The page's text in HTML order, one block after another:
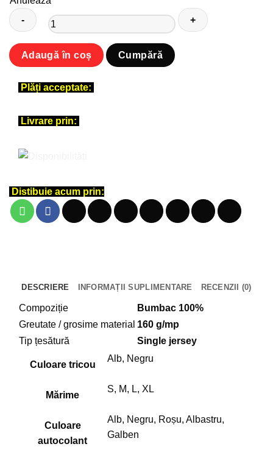
Cantitate
Tricou
clasic
Mingea
baschet
Adaugă în coș Cumpără
Plăți acceptate:
Livrare prin:
Distibuie acum prin:
DESCRIERE INFORMAȚII SUPLIMENTARE RECENZII (0)
Compoziție
Bumbac 100%
Greutate / grosime material 160 g/mp
Tip țesătură
Single jersey
Culoare tricou
Alb, Negru
Mărime
S, M, L, XL
Culoare
autocolant
Alb, Negru, Roșu, Albastru,
Galben